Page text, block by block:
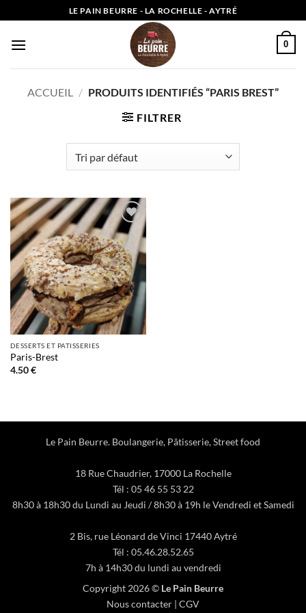
au
contenu
LE PAIN BEURRE - LA ROCHELLE - AYTRÉ
0
ACCUEIL / PRODUITS IDENTIFIÉS “PARIS BREST”
FILTRER
Add to
wishlist
DESSERTS ET PATISSERIES
Paris-Brest
4.50€
Le Pain Beurre. Boulangerie, Pâtisserie, Street food
18 Rue Chaudrier, 17000 La Rochelle
Tél : 05 46 55 53 22
8h30 à 18h30 du Lundi au Jeudi / 8h30 à 19h le Vendredi et Samedi
2 Bis, rue Léonard de Vinci 17440 Aytré
Tél : 05.46.28.52.65
7h à 14h30 du lundi au vendredi
Copyright 2026 © Le Pain Beurre
Nous contacter | CGV